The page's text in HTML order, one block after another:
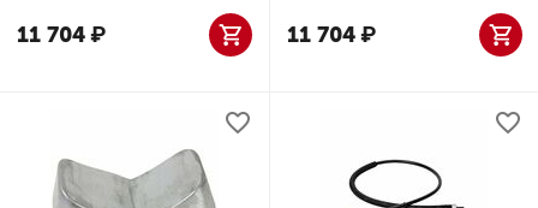
11 704₽ 11 704₽